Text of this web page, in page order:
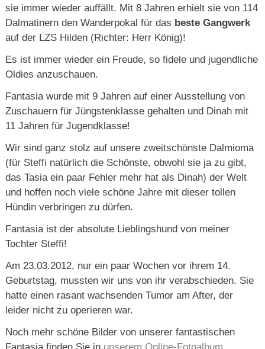
sie immer wieder auffällt. Mit 8 Jahren erhielt sie von 114
Dalmatinern den Wanderpokal für das beste Gangwerk
auf der LZS Hilden (Richter: Herr König)!
Es ist immer wieder ein Freude, so fidele und jugendliche
Oldies anzuschauen.
Fantasia wurde mit 9 Jahren auf einer Ausstellung von
Zuschauern für Jüngstenklasse gehalten und Dinah mit
11 Jahren für Jugendklasse!
Wir sind ganz stolz auf unsere zweitschönste Dalmioma
(für Steffi natürlich die Schönste, obwohl sie ja zu gibt,
das Tasia ein paar Fehler mehr hat als Dinah) der Welt
und hoffen noch viele schöne Jahre mit dieser tollen
Hündin verbringen zu dürfen.
Fantasia ist der absolute Lieblingshund von meiner
Tochter Steffi!
Am 23.03.2012, nur ein paar Wochen vor ihrem 14.
Geburtstag, mussten wir uns von ihr verabschieden. Sie
hatte einen rasant wachsenden Tumor am After, der
leider nicht zu operieren war.
Noch mehr schöne Bilder von unserer fantastischen